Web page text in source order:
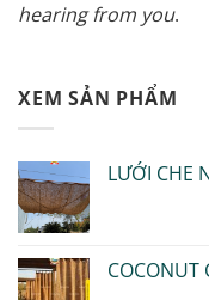
hearing from you.
XEM SẢN PHẨM
LƯỚI CHE
COCONUT